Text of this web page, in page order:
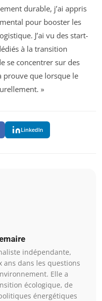
durable, j’ai appris
pour booster les
J’ai vu des start-
à la transition
se concentrer sur des
prouve que lorsque le
»
LinkedIn
indépendante,
ans dans les questions
Elle a
écologique, de
énergétiques